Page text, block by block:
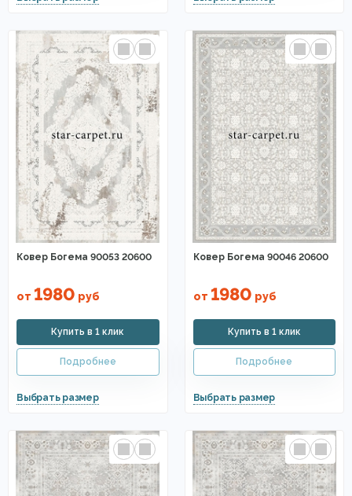
Ковер Богема 90053 20600
от 1980 руб
Ковер Богема 90046 20600
от 1980 руб